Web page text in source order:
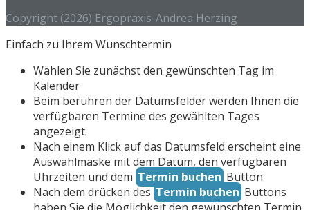
Copyright (2026) Ergopraxis-Andrea Herzing
Einfach zu Ihrem Wunschtermin
Wählen Sie zunächst den gewünschten Tag im
Kalender
Beim berühren der Datumsfelder werden Ihnen die
verfügbaren Termine des gewählten Tages
angezeigt.
Nach einem Klick auf das Datumsfeld erscheint eine
Auswahlmaske mit dem Datum, den verfügbaren
Uhrzeiten und dem Termin buchen Button.
Nach dem drücken desTermin buchen Buttons